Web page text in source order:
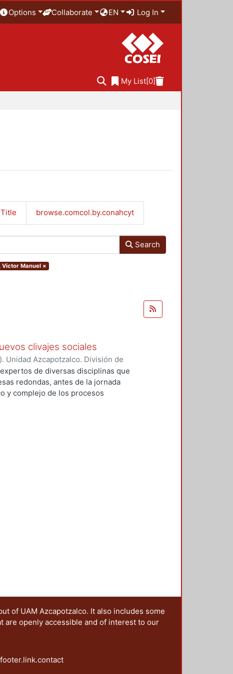
Options Collaborate EN Log In
My List[0]
browse.comcol.by.conahcyt
Search
Víctor Manuel ×
clivajes sociales
Unidad Azcapotzalco. División de
Esperanza;Tamayo, Sergio;
Víctor Manuel;Tejera Gaona,
Francisco;Devoto, Lisandro
de diversas disciplinas que
redondas, antes de la jornada
y complejo de los procesos
of UAM Azcapotzalco. It also includes some
openly accessible and of interest to our
footer.link.contact